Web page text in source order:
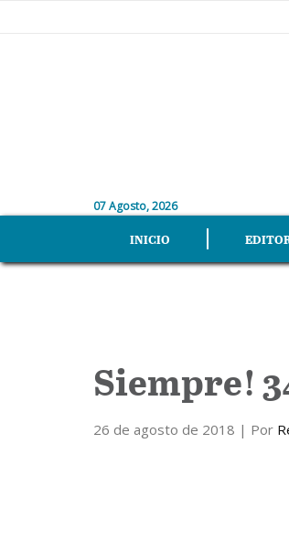
07 Agosto, 2026
INICIO
Siempre!
26 de agosto de 2018 | Por